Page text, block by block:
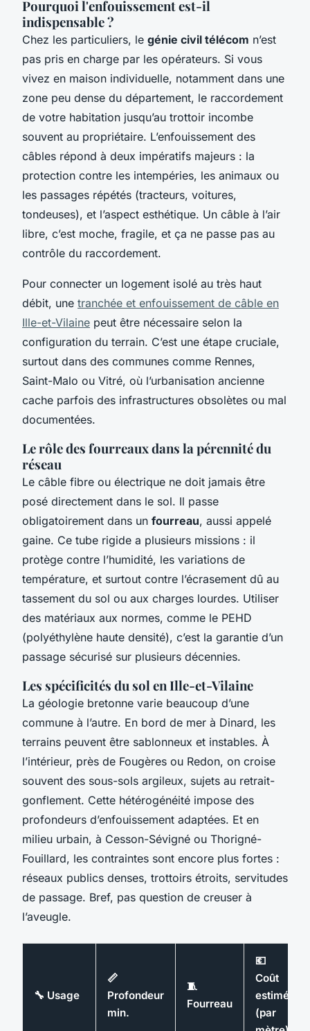
Pourquoi l'enfouissement est-il
indispensable ?
Chez les particuliers, le génie civil télécom n’est
pas pris en charge par les opérateurs. Si vous
vivez en maison individuelle, notamment dans une
zone peu dense du département, le raccordement
de votre habitation jusqu’au trottoir incombe
souvent au propriétaire. L’enfouissement des
câbles répond à deux impératifs majeurs : la
protection contre les intempéries, les animaux ou
les passages répétés (tracteurs, voitures,
tondeuses), et l’aspect esthétique. Un câble à l’air
libre, c’est moche, fragile, et ça ne passe pas au
contrôle du raccordement.
Pour connecter un logement isolé au très haut
débit, une tranchée et enfouissement de câble en
Ille-et-Vilaine peut être nécessaire selon la
configuration du terrain. C’est une étape cruciale,
surtout dans des communes comme Rennes,
Saint-Malo ou Vitré, où l’urbanisation ancienne
cache parfois des infrastructures obsolètes ou mal
documentées.
Le rôle des fourreaux dans la pérennité du
réseau
Le câble fibre ou électrique ne doit jamais être
posé directement dans le sol. Il passe
obligatoirement dans un fourreau, aussi appelé
gaine. Ce tube rigide a plusieurs missions : il
protège contre l’humidité, les variations de
température, et surtout contre l’écrasement dû au
tassement du sol ou aux charges lourdes. Utiliser
des matériaux aux normes, comme le PEHD
(polyéthylène haute densité), c’est la garantie d’un
passage sécurisé sur plusieurs décennies.
Les spécificités du sol en Ille-et-Vilaine
La géologie bretonne varie beaucoup d’une
commune à l’autre. En bord de mer à Dinard, les
terrains peuvent être sablonneux et instables. À
l’intérieur, près de Fougères ou Redon, on croise
souvent des sous-sols argileux, sujets au retrait-
gonflement. Cette hétérogénéité impose des
profondeurs d’enfouissement adaptées. Et en
milieu urbain, à Cesson-Sévigné ou Thorigné-
Fouillard, les contraintes sont encore plus fortes :
réseaux publics denses, trottoirs étroits, servitudes
de passage. Bref, pas question de creuser à
l’aveugle.
🔧 Usage
📏
Profondeur
min.
🧵
Fourreau
💶
Coût
estimé
(par